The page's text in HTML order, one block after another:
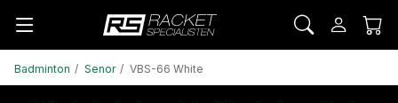
Badminton Senor VBS-66 White